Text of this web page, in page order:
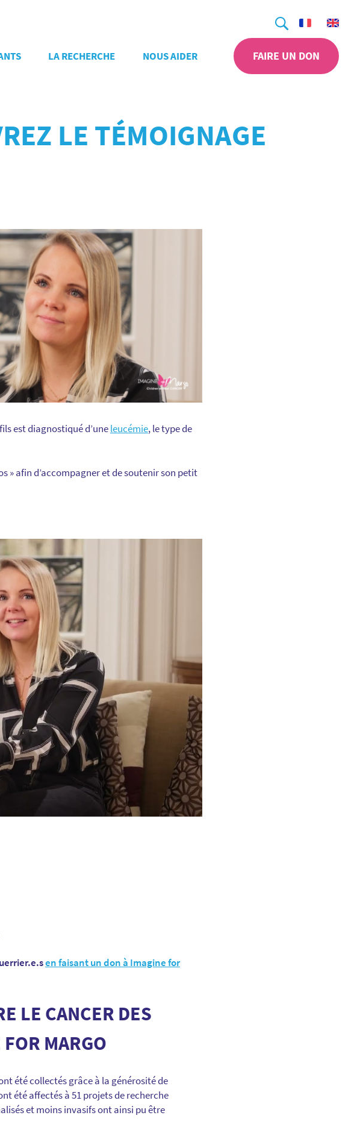
Recherche
LA RECHERCHE NOUS AIDER FAIRE UN DON
LE TÉMOIGNAGE
est diagnostiqué d’uneleucémie, le type de
» afin d’accompagner et de soutenir son petit
en faisant un don à Imagine for
LE CANCER DES
MARGO
été collectés grâce à la générosité de
été affectés à 51 projets de recherche
et moins invasifs ont ainsi pu être